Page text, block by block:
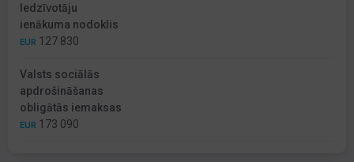
Iedzīvotāju
ienākuma nodoklis
EUR 127 830
Valsts sociālās
apdrošināšanas
obligātās iemaksas
EUR 173 090